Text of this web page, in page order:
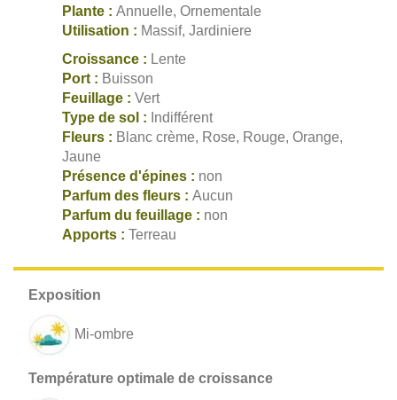
Plante : Annuelle, Ornementale
Utilisation : Massif, Jardiniere
Croissance : Lente
Port : Buisson
Feuillage : Vert
Type de sol : Indifférent
Fleurs : Blanc crème, Rose, Rouge, Orange,
Jaune
Présence d'épines : non
Parfum des fleurs : Aucun
Parfum du feuillage : non
Apports : Terreau
Mi-ombre